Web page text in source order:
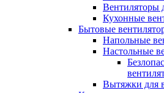
Вентиляторы
Кухонные
Бытовые
Напольные
Настольные
Вытяжки для